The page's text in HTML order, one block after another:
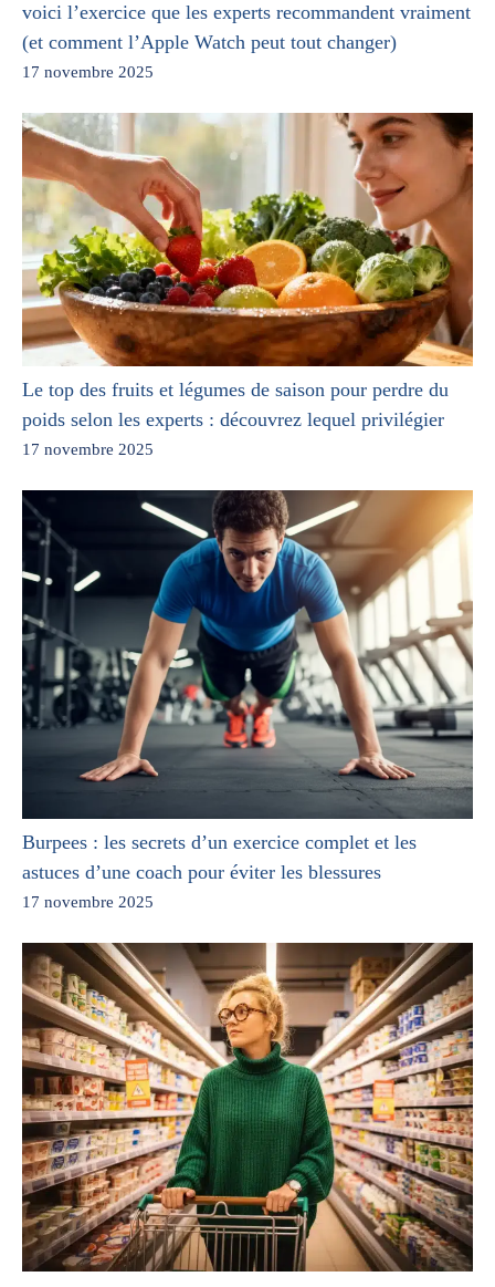
voici l’exercice que les experts recommandent vraiment
(et comment l’Apple Watch peut tout changer)
17 novembre 2025
Le top des fruits et légumes de saison pour perdre du
poids selon les experts : découvrez lequel privilégier
17 novembre 2025
Burpees : les secrets d’un exercice complet et les
astuces d’une coach pour éviter les blessures
17 novembre 2025